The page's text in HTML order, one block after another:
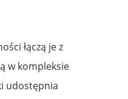
łączą je z
w kompleksie
udostępnia